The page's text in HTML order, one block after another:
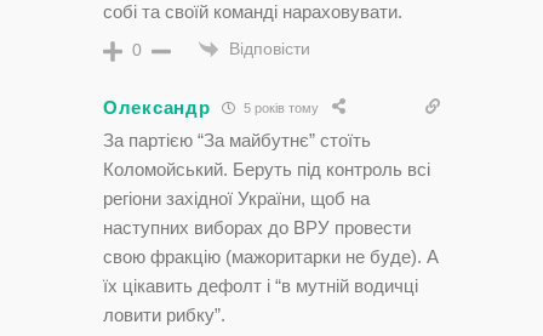
собі та своїй команді нараховувати.
0 Відповісти
Олександр 5 років тому
За партією “За майбутнє” стоїть
Коломойський. Беруть під контроль всі
регіони західної України, щоб на
наступних виборах до ВРУ провести
свою фракцію (мажоритарки не буде). А
їх цікавить дефолт і “в мутній водичці
ловити рибку”.